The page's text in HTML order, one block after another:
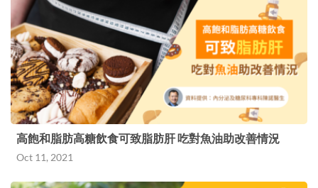
高飽和脂肪高糖飲食可致脂肪肝 吃對魚油助改善情況
Oct 11, 2021